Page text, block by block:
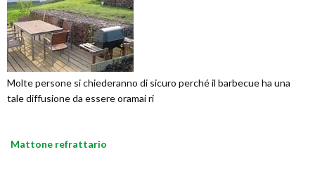
Molte persone si chiederanno di sicuro perché il barbecue ha una
tale diffusione da essere oramai ri
Mattone refrattario